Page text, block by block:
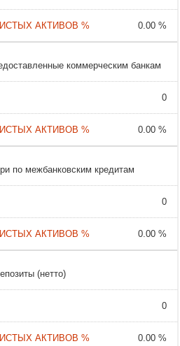
0.00 %
коммерческим банкам
0
0.00 %
по межбанковским кредитам
0
0.00 %
(нетто)
0
0.00 %